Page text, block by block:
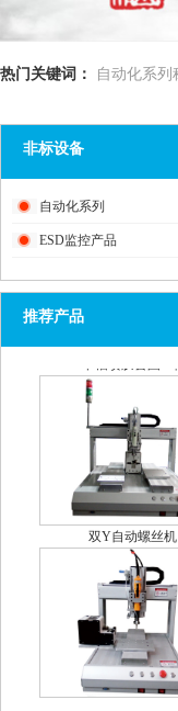
热门关键词： 自动化系
非标设备
自动化系列
ESD监控产品
推荐产品
SD卡槽喷胶套圈一
双Y自动螺丝机
单Y自动螺丝机